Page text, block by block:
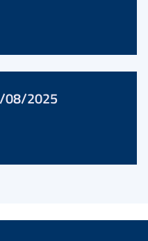
08/2025